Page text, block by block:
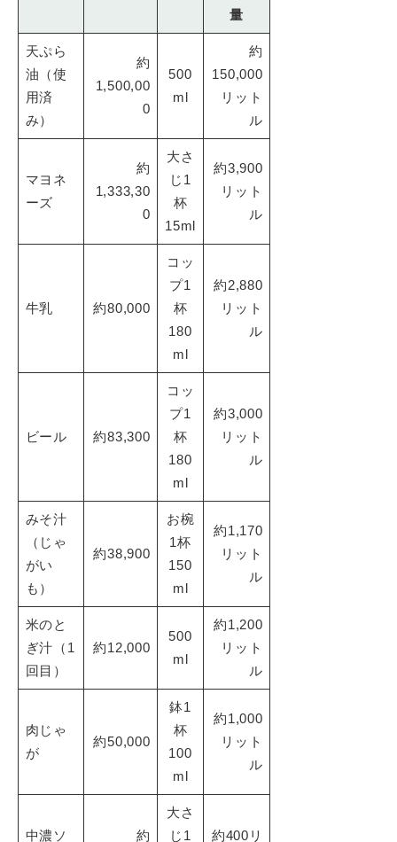
量
天ぷら
油（使
用済
み）
約
1,500,00
0
500
ml
約
150,000
リット
ル
マヨネ
ーズ
約
1,333,30
0
大さ
じ1
杯
15ml
約3,900
リット
ル
牛乳 約80,000
コッ
プ1
杯
180
ml
約2,880
リット
ル
ビール 約83,300
コッ
プ1
杯
180
ml
約3,000
リット
ル
みそ汁
（じゃ
がい
も）
約38,900
お椀
1杯
150
ml
約1,170
リット
ル
米のと
ぎ汁（1
回目）
約12,000
500
ml
約1,200
リット
ル
肉じゃ
が
約50,000
鉢1
杯
100
ml
約1,000
リット
ル
中濃ソ 約
大さ
じ1
約400リ